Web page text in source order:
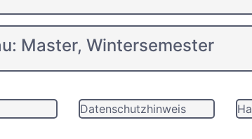
Master, Wintersemester
Datenschutzhinweis